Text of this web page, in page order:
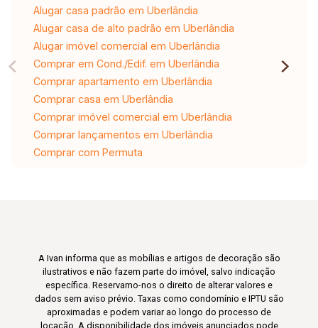
Alugar casa padrão em Uberlândia
Alugar casa de alto padrão em Uberlândia
Alugar imóvel comercial em Uberlândia
Comprar em Cond./Edif. em Uberlândia
Comprar apartamento em Uberlândia
Comprar casa em Uberlândia
Comprar imóvel comercial em Uberlândia
Comprar lançamentos em Uberlândia
Comprar com Permuta
A Ivan informa que as mobílias e artigos de decoração são
ilustrativos e não fazem parte do imóvel, salvo indicação
específica. Reservamo-nos o direito de alterar valores e
dados sem aviso prévio. Taxas como condomínio e IPTU são
aproximadas e podem variar ao longo do processo de
locação. A disponibilidade dos imóveis anunciados pode